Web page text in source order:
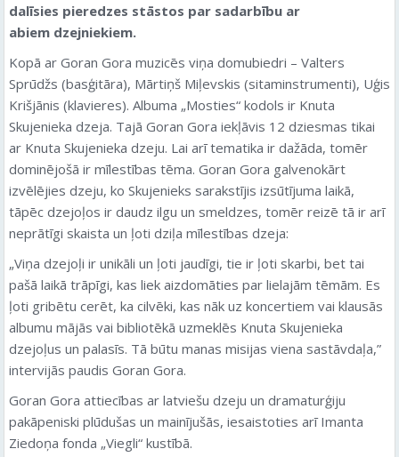
dalīsies pieredzes stāstos par sadarbību ar
abiem dzejniekiem.
Kopā ar Goran Gora muzicēs viņa domubiedri – Valters
Sprūdžs (basģitāra), Mārtiņš Miļevskis (sitaminstrumenti), Uģis
Krišjānis (klavieres). Albuma „Mosties“ kodols ir Knuta
Skujenieka dzeja. Tajā Goran Gora iekļāvis 12 dziesmas tikai
ar Knuta Skujenieka dzeju. Lai arī tematika ir dažāda, tomēr
dominējošā ir mīlestības tēma. Goran Gora galvenokārt
izvēlējies dzeju, ko Skujenieks sarakstījis izsūtījuma laikā,
tāpēc dzejoļos ir daudz ilgu un smeldzes, tomēr reizē tā ir arī
neprātīgi skaista un ļoti dziļa mīlestības dzeja:
„Viņa dzejoļi ir unikāli un ļoti jaudīgi, tie ir ļoti skarbi, bet tai
pašā laikā trāpīgi, kas liek aizdomāties par lielajām tēmām. Es
ļoti gribētu cerēt, ka cilvēki, kas nāk uz koncertiem vai klausās
albumu mājās vai bibliotēkā uzmeklēs Knuta Skujenieka
dzejoļus un palasīs. Tā būtu manas misijas viena sastāvdaļa,”
intervijās paudis Goran Gora.
Goran Gora attiecības ar latviešu dzeju un dramaturģiju
pakāpeniski plūdušas un mainījušās, iesaistoties arī Imanta
Ziedoņa fonda „Viegli“ kustībā.